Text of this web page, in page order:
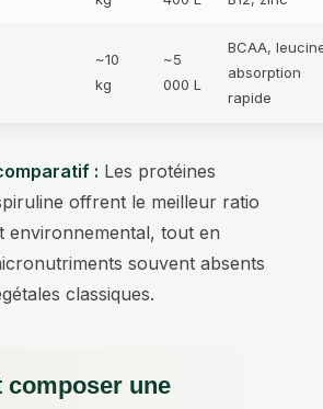
~10
kg
~5
000 L
BCAA,
absorption
rapide
: Les protéines
offrent le meilleur ratio
environnemental, tout en
souvent absents
classiques.
composer une